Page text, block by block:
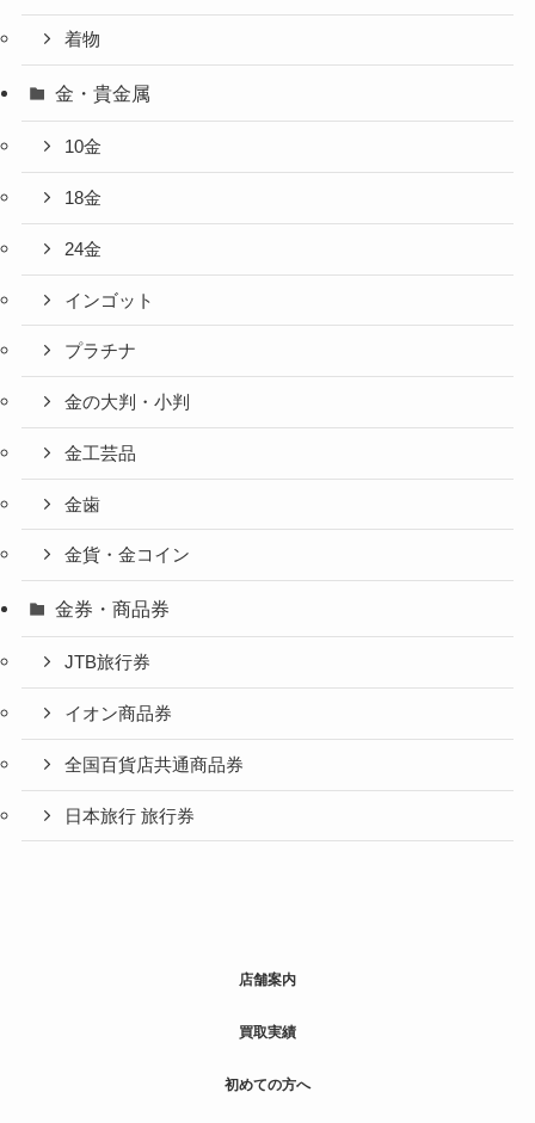
着物
金・貴金属
10金
18金
24金
インゴット
プラチナ
金の大判・小判
金工芸品
金歯
金貨・金コイン
金券・商品券
JTB旅行券
イオン商品券
全国百貨店共通商品券
日本旅行 旅行券
店舗案内
買取実績
初めての方へ